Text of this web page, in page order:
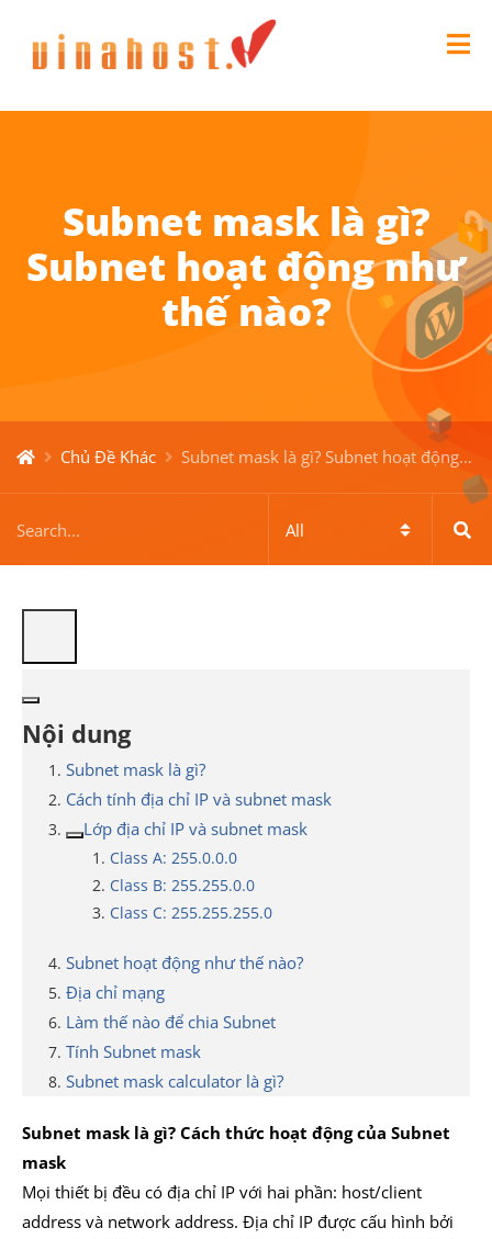
Subnet mask là gì?
Subnet hoạt động như
thế nào?
Chủ Đề Khác Subnet mask là gì? Subnet hoạt động như thế nào?
Nội dung
Subnet mask là gì?
Cách tính địa chỉ IP và subnet mask
Lớp địa chỉ IP và subnet mask
Class A: 255.0.0.0
Class B: 255.255.0.0
Class C: 255.255.255.0
Subnet hoạt động như thế nào?
Địa chỉ mạng
Làm thế nào để chia Subnet
Tính Subnet mask
Subnet mask calculator là gì?
Subnet mask là gì? Cách thức hoạt động của Subnet
mask
Mọi thiết bị đều có địa chỉ IP với hai phần: host/client
address và network address. Địa chỉ IP được cấu hình bởi